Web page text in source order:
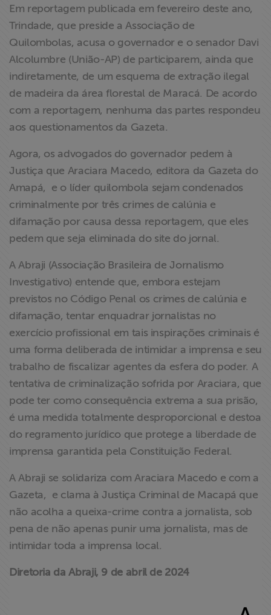
Assine a nossa
newsletter
Fale Conosco
Em reportagem publicada em fevereiro deste ano,
Trindade, que preside a Associação de
Quilombolas, acusa o governador e o senador Davi
Alcolumbre (União-AP) de participarem, ainda que
indiretamente, de um esquema de extração ilegal
de madeira da área florestal de Maracá. De acordo
com a reportagem, nenhuma das partes respondeu
aos questionamentos da Gazeta.
Agora, os advogados do governador pedem à
Justiça que Araciara Macedo, editora da Gazeta do
Amapá, e o líder quilombola sejam condenados
criminalmente por três crimes de calúnia e
difamação por causa dessa reportagem, que eles
pedem que seja eliminada do site do jornal.
A Abraji (Associação Brasileira de Jornalismo
Investigativo) entende que, embora estejam
previstos no Código Penal os crimes de calúnia e
difamação, tentar enquadrar jornalistas no
exercício profissional em tais inspirações criminais é
uma forma deliberada de intimidar a imprensa e seu
trabalho de fiscalizar agentes da esfera do poder. A
tentativa de criminalização sofrida por Araciara, que
pode ter como consequência extrema a sua prisão,
é uma medida totalmente desproporcional e destoa
do regramento jurídico que protege a liberdade de
imprensa garantida pela Constituição Federal.
A Abraji se solidariza com Araciara Macedo e com a
Gazeta, e clama à Justiça Criminal de Macapá que
não acolha a queixa-crime contra a jornalista, sob
pena de não apenas punir uma jornalista, mas de
intimidar toda a imprensa local.
Diretoria da Abraji, 9 de abril de 2024